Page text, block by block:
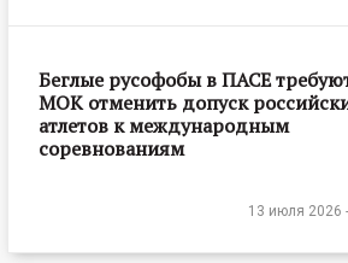
Беглые русофобы в ПАСЕ
МОК отменить допуск
атлетов к международным
соревнованиям
13 июля 2026